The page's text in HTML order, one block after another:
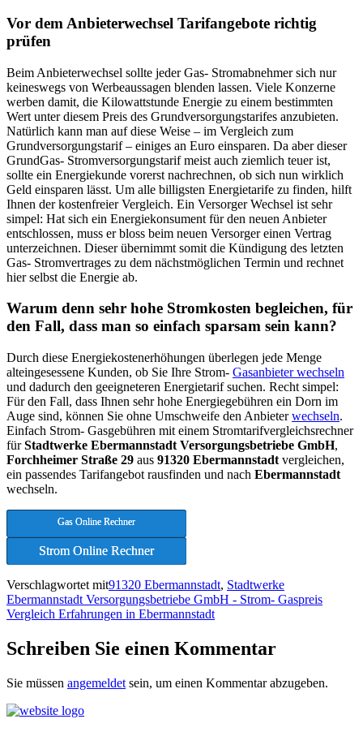
Vor dem Anbieterwechsel Tarifangebote richtig
prüfen
Beim Anbieterwechsel sollte jeder Gas- Stromabnehmer sich nur
keineswegs von Werbeaussagen blenden lassen. Viele Konzerne
werben damit, die Kilowattstunde Energie zu einem bestimmten
Wert unter diesem Preis des Grundversorgungstarifes anzubieten.
Natürlich kann man auf diese Weise – im Vergleich zum
Grundversorgungstarif – einiges an Euro einsparen. Da aber dieser
GrundGas- Stromversorgungstarif meist auch ziemlich teuer ist,
sollte ein Energiekunde vorerst nachrechnen, ob sich nun wirklich
Geld einsparen lässt. Um alle billigsten Energietarife zu finden, hilft
Ihnen der kostenfreier Vergleich. Ein Versorger Wechsel ist sehr
simpel: Hat sich ein Energiekonsument für den neuen Anbieter
entschlossen, muss er bloss beim neuen Versorger einen Vertrag
unterzeichnen. Dieser übernimmt somit die Kündigung des letzten
Gas- Stromvertrages zu dem nächstmöglichen Termin und rechnet
hier selbst die Energie ab.
Warum denn sehr hohe Stromkosten begleichen, für
den Fall, dass man so einfach sparsam sein kann?
Durch diese Energiekostenerhöhungen überlegen jede Menge
alteingesessene Kunden, ob Sie Ihre Strom- Gasanbieter wechseln
und dadurch den geeigneteren Energietarif suchen. Recht simpel:
Für den Fall, dass Ihnen sehr hohe Energiegebühren ein Dorn im
Auge sind, können Sie ohne Umschweife den Anbieterwechseln.
Einfach Strom- Gasgebühren mit einem Stromtarifvergleichsrechner
fürStadtwerke Ebermannstadt Versorgungsbetriebe GmbH,
Forchheimer Straße 29 aus 91320 Ebermannstadt vergleichen,
ein passendes Tarifangebot rausfinden und nach Ebermannstadt
wechseln.
Gas Online Rechner
Strom Online Rechner
Verschlagwortet mit91320 Ebermannstadt, Stadtwerke
Ebermannstadt Versorgungsbetriebe GmbH - Strom- Gaspreis
Vergleich Erfahrungen in Ebermannstadt
Schreiben Sie einen Kommentar
Sie müssen angemeldet sein, um einen Kommentar abzugeben.